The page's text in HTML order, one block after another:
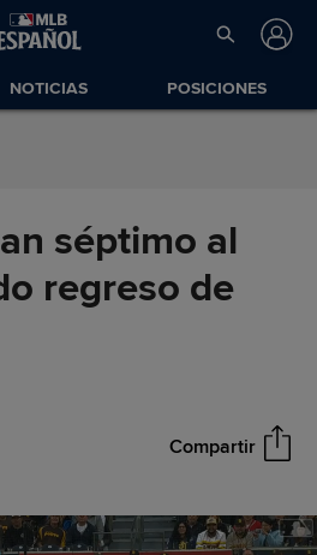
NOTICIAS POSICIONES
séptimo al
regreso de
Compartir
al hilo
Fried